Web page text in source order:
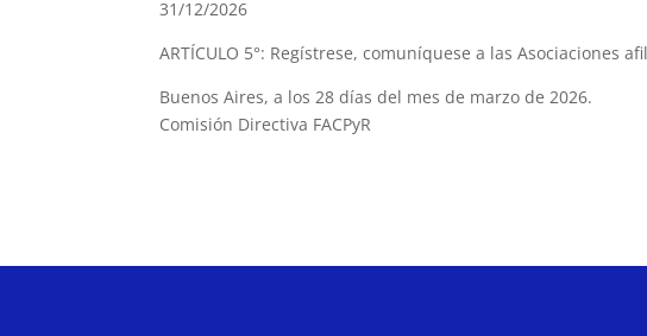
31/12/2026
ARTÍCULO 5°: Regístrese, comuníquese a las Asociaciones
Buenos Aires, a los 28 días del mes de marzo de 2026.
Comisión Directiva FACPyR